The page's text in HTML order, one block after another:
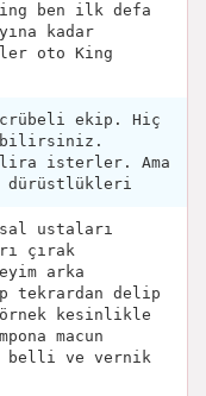
ben ilk defa
kadar
oto King
ekip. Hiç
isterler. Ama
dürüstlükleri
ustaları
çırak
arka
tekrardan delip
kesinlikle
macun
belli ve vernik